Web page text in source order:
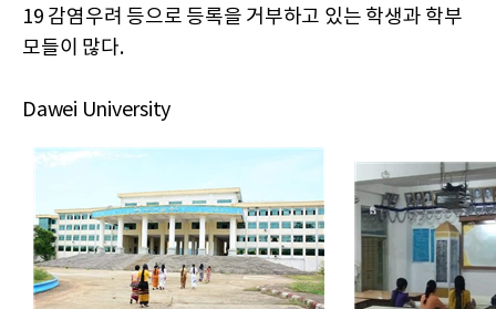
19 감염우려 등으로 등록을 거부하고 있는 학생과 학부
모들이 많다.
Dawei University